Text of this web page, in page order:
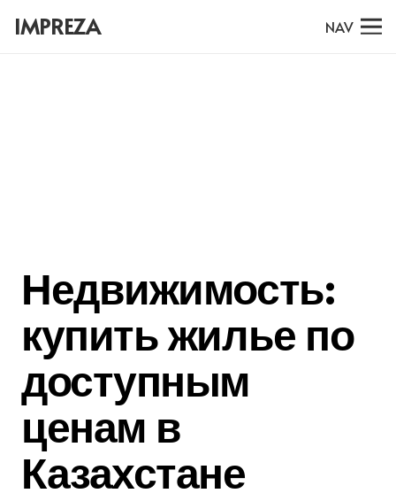
IMPREZA NAV
Недвижимость:
купить жилье по
доступным
ценам в
Казахстане